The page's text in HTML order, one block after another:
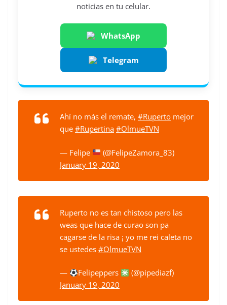
noticias en tu celular.
WhatsApp
Telegram
Ahí no más el remate, #Ruperto mejor
que #Rupertina #OlmueTVN
— Felipe
(@FelipeZamora_83)
January 19, 2020
Ruperto no es tan chistoso pero las
weas que hace de curao son pa
cagarse de la risa ¡ yo me rei caleta no
se ustedes #OlmueTVN
— Felipeppers
(@pipediazf)
January 19, 2020